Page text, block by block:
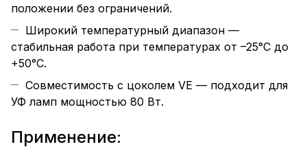
положении без ограничений.
Широкий температурный диапазон —
стабильная работа при температурах от –25°C до
+50°C.
Совместимость с цоколем VE — подходит для
УФ ламп мощностью 80 Вт.
Применение: